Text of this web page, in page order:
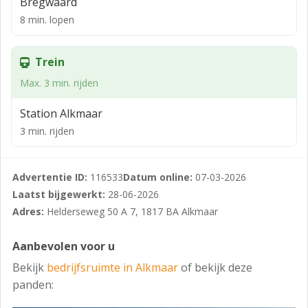
Begane grond: 45,1 m²
Totaal: 90,2 m²
De units zijn voorzien van:
• Kunststof kozijnen met HR++ beglazing
grond
• Betonnen verdiepingsvloer
8 min. lopen
Trein
Max. 3 min. rijden
Station Alkmaar
3 min. rijden
Advertentie ID: 116533Datum online: 07-03-2026
Laatst bijgewerkt: 28-06-2026
Adres: Helderseweg 50 A 7, 1817 BA Alkmaar
Aanbevolen voor u
Bekijk bedrijfsruimte in Alkmaarof bekijk deze
panden: